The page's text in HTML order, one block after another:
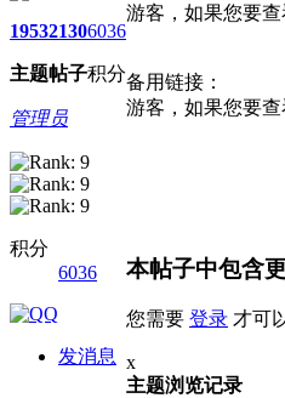
1953
主题
2130
帖子
6036
积分
管理员
积分
6036
发消息
游客，如果您要
备用链接：
游客，如果您要
本帖子中包含
您需要 登录 才可
x
主题浏览记录